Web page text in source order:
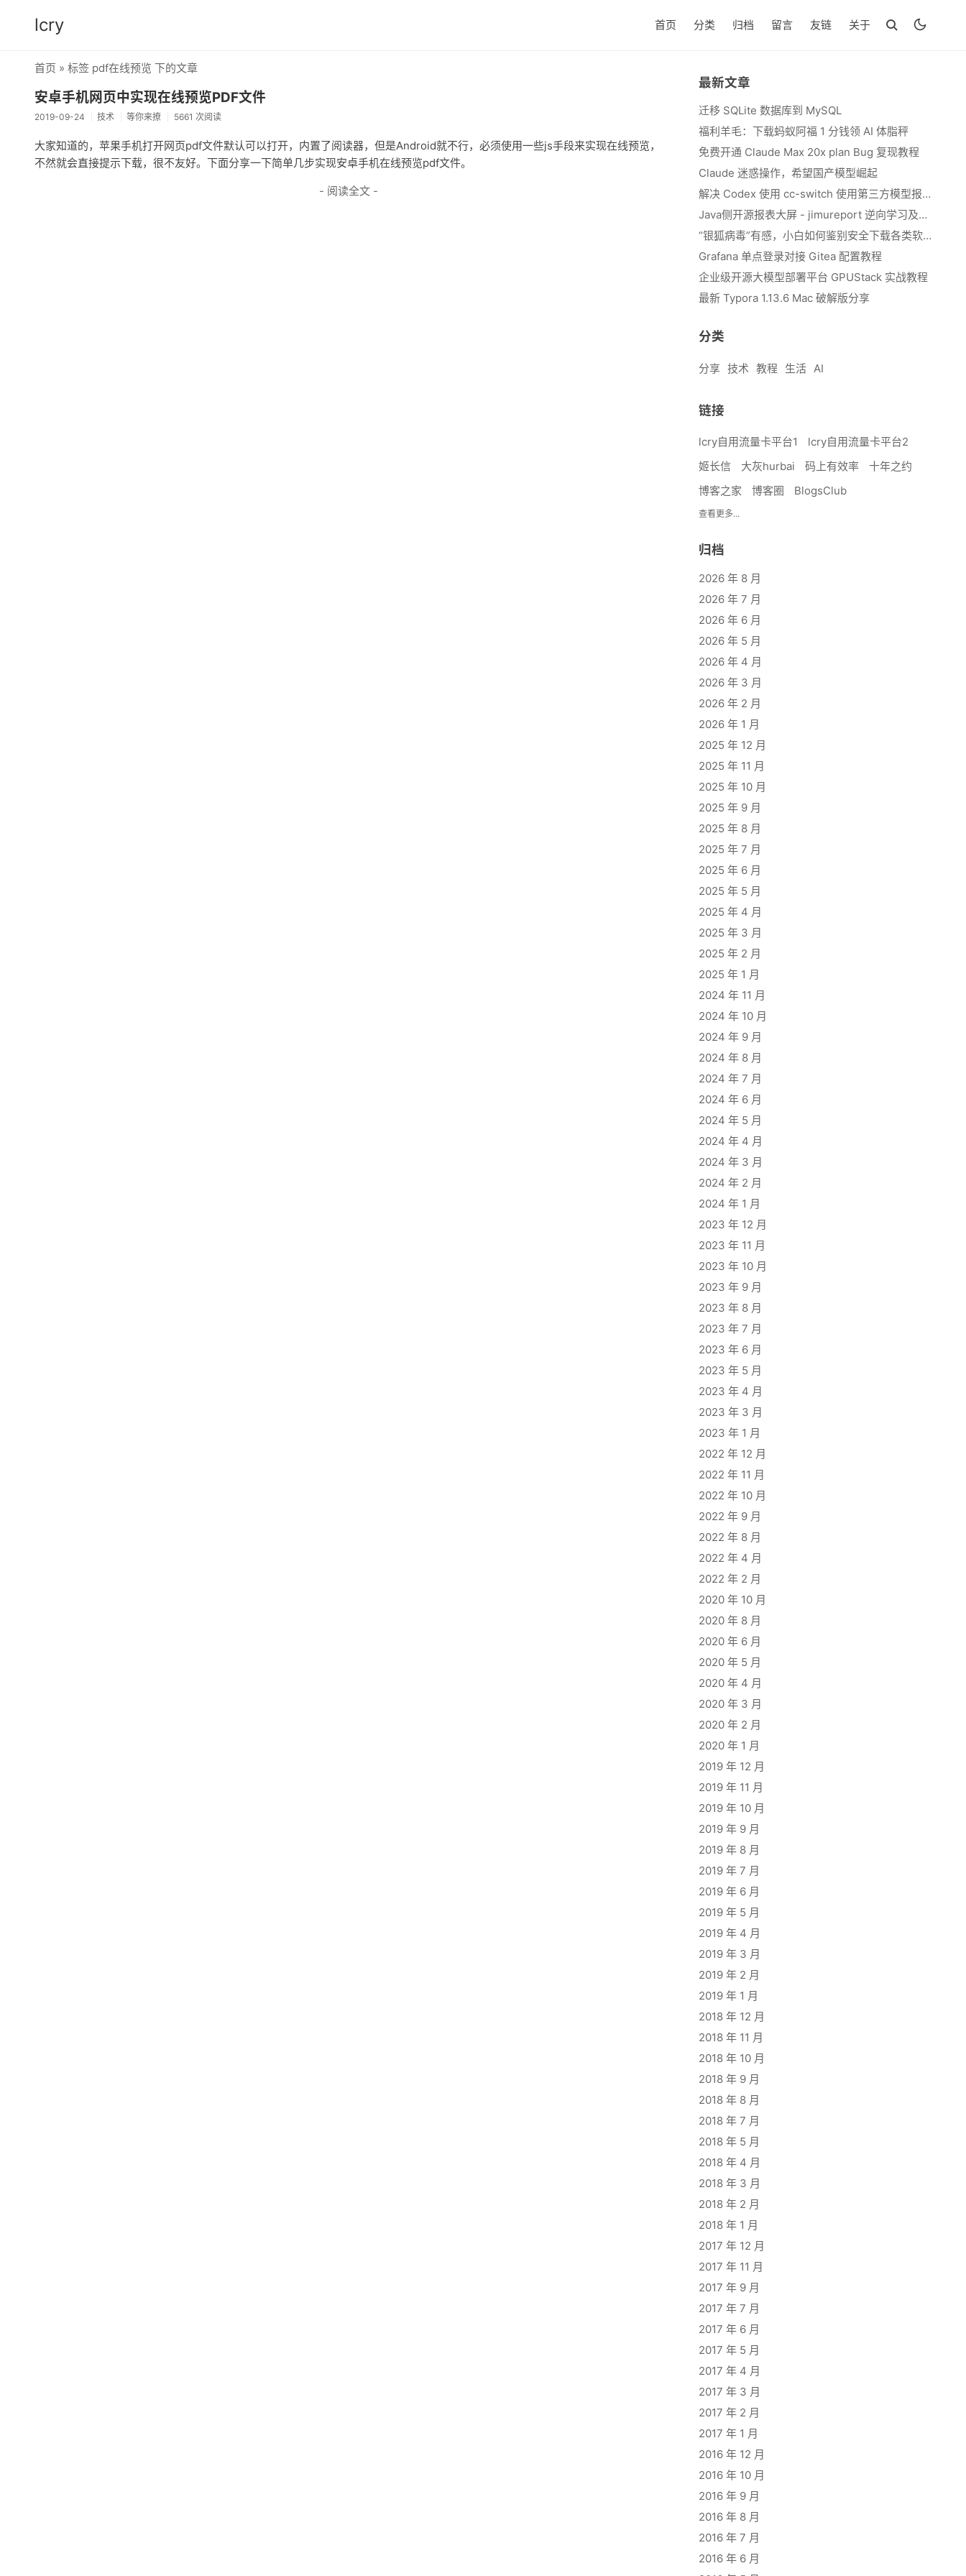
lcry 首页 分类 归档 留言 友链 关于
首页 » 标签 pdf在线预览 下的文章
安卓手机网页中实现在线预览PDF文件
2019-09-24 技术 等你来撩 5661 次阅读
大家知道的，苹果手机打开网页pdf文件默认可以打开，内置了阅读器，但是Android就不行，必须使用一些js手段来实现在线预览，
不然就会直接提示下载，很不友好。下面分享一下简单几步实现安卓手机在线预览pdf文件。
- 阅读全文 -
最新文章
迁移 SQLite 数据库到 MySQL
福利羊毛：下载蚂蚁阿福 1 分钱领 AI 体脂秤
免费开通 Claude Max 20x plan Bug 复现教程
Claude 迷惑操作，希望国产模型崛起
解决 Codex 使用 cc-switch 使用第三方模型报错 We&#039;re currently experiencing high demand, which may cause temporary errors.
Java侧开源报表大屏 - jimureport 逆向学习及二开思路
“银狐病毒”有感，小白如何鉴别安全下载各类软件
Grafana 单点登录对接 Gitea 配置教程
企业级开源大模型部署平台 GPUStack 实战教程
最新 Typora 1.13.6 Mac 破解版分享
分类
分享 技术 教程 生活 AI
链接
lcry自用流量卡平台1
lcry自用流量卡平台2
姬长信
大灰hurbai 码上有效率
十年之约
博客之家
博客圈 BlogsClub
查看更多...
归档
2026 年 8 月
2026 年 7 月
2026 年 6 月
2026 年 5 月
2026 年 4 月
2026 年 3 月
2026 年 2 月
2026 年 1 月
2025 年 12 月
2025 年 11 月
2025 年 10 月
2025 年 9 月
2025 年 8 月
2025 年 7 月
2025 年 6 月
2025 年 5 月
2025 年 4 月
2025 年 3 月
2025 年 2 月
2025 年 1 月
2024 年 11 月
2024 年 10 月
2024 年 9 月
2024 年 8 月
2024 年 7 月
2024 年 6 月
2024 年 5 月
2024 年 4 月
2024 年 3 月
2024 年 2 月
2024 年 1 月
2023 年 12 月
2023 年 11 月
2023 年 10 月
2023 年 9 月
2023 年 8 月
2023 年 7 月
2023 年 6 月
2023 年 5 月
2023 年 4 月
2023 年 3 月
2023 年 1 月
2022 年 12 月
2022 年 11 月
2022 年 10 月
2022 年 9 月
2022 年 8 月
2022 年 4 月
2022 年 2 月
2020 年 10 月
2020 年 8 月
2020 年 6 月
2020 年 5 月
2020 年 4 月
2020 年 3 月
2020 年 2 月
2020 年 1 月
2019 年 12 月
2019 年 11 月
2019 年 10 月
2019 年 9 月
2019 年 8 月
2019 年 7 月
2019 年 6 月
2019 年 5 月
2019 年 4 月
2019 年 3 月
2019 年 2 月
2019 年 1 月
2018 年 12 月
2018 年 11 月
2018 年 10 月
2018 年 9 月
2018 年 8 月
2018 年 7 月
2018 年 5 月
2018 年 4 月
2018 年 3 月
2018 年 2 月
2018 年 1 月
2017 年 12 月
2017 年 11 月
2017 年 9 月
2017 年 7 月
2017 年 6 月
2017 年 5 月
2017 年 4 月
2017 年 3 月
2017 年 2 月
2017 年 1 月
2016 年 12 月
2016 年 10 月
2016 年 9 月
2016 年 8 月
2016 年 7 月
2016 年 6 月